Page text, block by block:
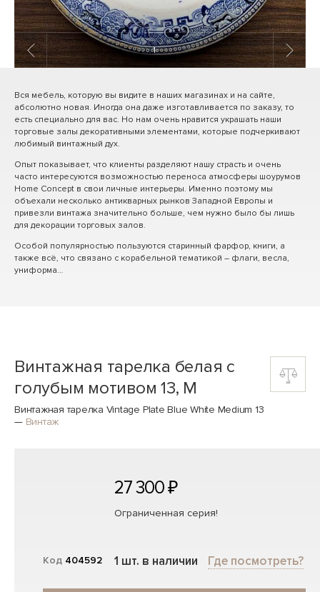
1/ 3
Вся мебель, которую вы видите в наших магазинах и на сайте,
абсолютно новая. Иногда она даже изготавливается по заказу, то
есть специально для вас. Но нам очень нравится украшать наши
торговые залы декоративными элементами, которые подчеркивают
любимый винтажный дух.
Опыт показывает, что клиенты разделяют нашу страсть и очень
часто интересуются возможностью переноса атмосферы шоурумов
Home Concept в свои личные интерьеры. Именно поэтому мы
объехали несколько антикварных рынков Западной Европы и
привезли винтажа значительно больше, чем нужно было бы лишь
для декорации торговых залов.
Особой популярностью пользуются старинный фарфор, книги, а
также всё, что связано с корабельной тематикой – флаги, весла,
униформа…
Винтажная тарелка белая с
голубым мотивом 13, M
Винтажная тарелка Vintage Plate Blue White Medium 13
— Винтаж
Код 404592
27 300 ₽
Ограниченная серия!
1 шт. в наличии Где посмотреть?